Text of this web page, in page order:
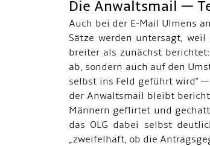
Die Anwaltsmail —
Auch bei der E-Mail Ulmens
Sätze werden untersagt,
breiter als zunächst
ab, sondern auch auf den
selbst ins Feld geführt wird"
der Anwaltsmail bleibt
Männern geflirtet und
das OLG dabei selbst
„zweifelhaft, ob die